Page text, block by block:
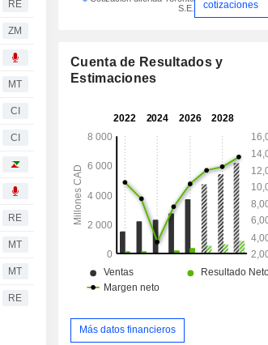
RE
ZM
MT
CI
CI
RE
MT
MT
RE
S.E.
cotizaciones
Cuenta de Resultados y
Estimaciones
Más datos financieros